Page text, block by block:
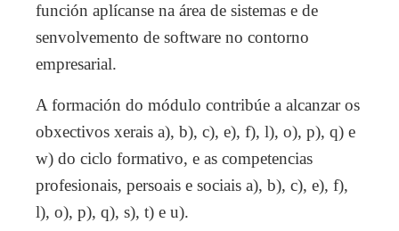
función aplícanse na área de sistemas e de
senvolvemento de software no contorno
empresarial.
A formación do módulo contribúe a alcanzar os
obxectivos xerais a), b), c), e), f), l), o), p), q) e
w) do ciclo formativo, e as competencias
profesionais, persoais e sociais a), b), c), e), f),
l), o), p), q), s), t) e u).